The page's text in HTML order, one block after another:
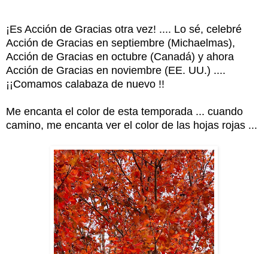
¡Es Acción de Gracias otra vez! .... Lo sé, celebré
Acción de Gracias en septiembre (Michaelmas),
Acción de Gracias en octubre (Canadá) y ahora
Acción de Gracias en noviembre (EE. UU.) ....
¡¡Comamos calabaza de nuevo !!
Me encanta el color de esta temporada ... cuando
camino, me encanta ver el color de las hojas rojas ...